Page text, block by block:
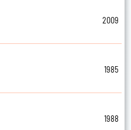
2009
1985
1988